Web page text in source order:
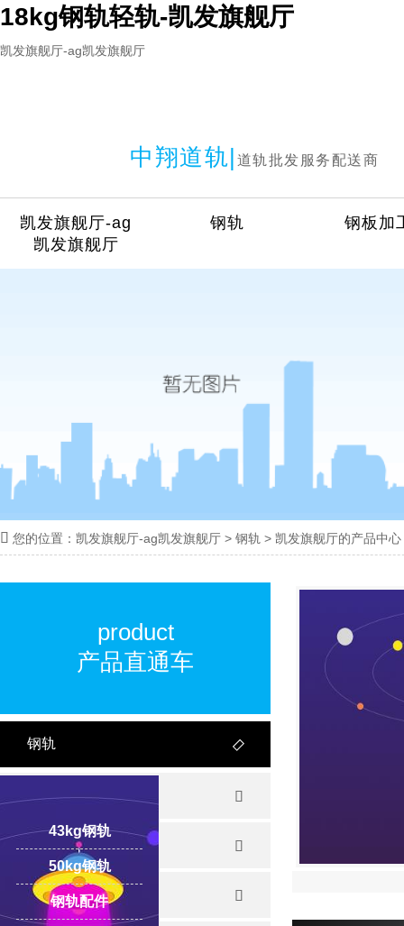
18kg钢轨轻轨-凯发旗舰厅
凯发旗舰厅-ag凯发旗舰厅
中翔道轨| 道轨批发服务配送商
凯发旗舰厅-ag
凯发旗舰厅
钢轨 钢板加
 您的位置： 凯发旗舰厅-ag凯发旗舰厅 > 钢轨 > 凯发旗舰厅的产品中心
product
产品直通车
钢轨 
轻轨 

起重轨 
43kg钢轨
50kg钢轨
钢轨配件